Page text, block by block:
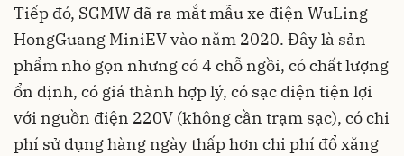
Tiếp đó, SGMW đã ra mắt mẫu xe điện WuLing
HongGuang MiniEV vào năm 2020. Đây là sản
phẩm nhỏ gọn nhưng có 4 chỗ ngồi, có chất lượng
ổn định, có giá thành hợp lý, có sạc điện tiện lợi
với nguồn điện 220V (không cần trạm sạc), có chi
phí sử dụng hàng ngày thấp hơn chi phí đổ xăng